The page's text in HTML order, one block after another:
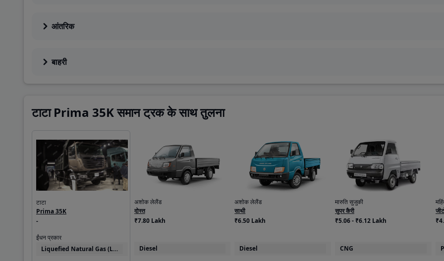
आंतरिक
बाहरी
टाटा Prima 35K समान ट्रक के साथ तुलना
टाटा
Prima 35K
-
ईंधन प्रकार
Liquefied Natural Gas (LNG)
अशोक लेलैंड
दोस्त
₹7.80 Lakh
Diesel
अशोक लेलैंड
साथी
₹6.50 Lakh
Diesel
मारुति सुजुकी
सुपर कैरी
₹5.06 - ₹6.12 Lakh
CNG